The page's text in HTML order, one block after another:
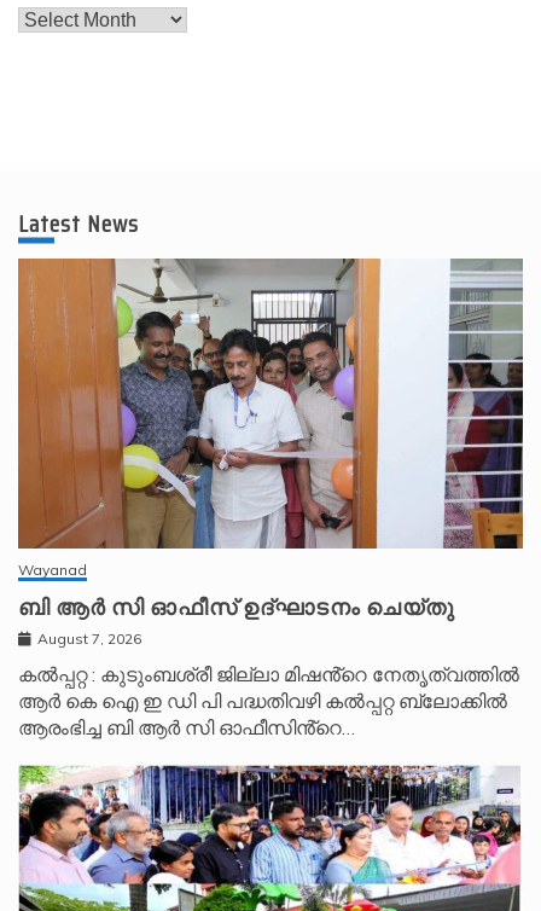
Latest News
Wayanad
ബി ആർ സി ഓഫീസ് ഉദ്ഘാടനം ചെയ്തു
August 7, 2026
കൽപ്പറ്റ : കുടുംബശ്രീ ജില്ലാ മിഷൻ്റെ നേതൃത്വത്തിൽ
ആർ കെ ഐ ഇ ഡി പി പദ്ധതിവഴി കൽപ്പറ്റ ബ്ലോക്കിൽ
ആരംഭിച്ച ബി ആർ സി ഓഫീസിൻ്റെ…